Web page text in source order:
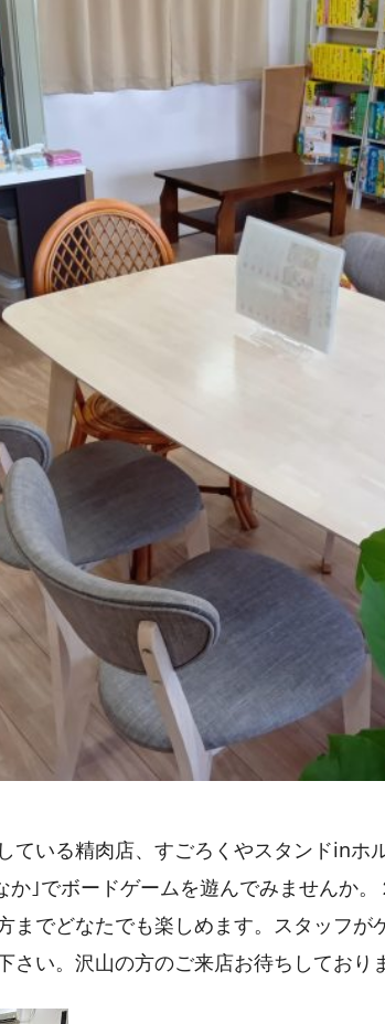
ている精肉店、すごろくやスタンドin
か｣でボードゲームを遊んでみませんか
までどなたでも楽しめます。スタッフが
い。沢山の方のご来店お待ちしており